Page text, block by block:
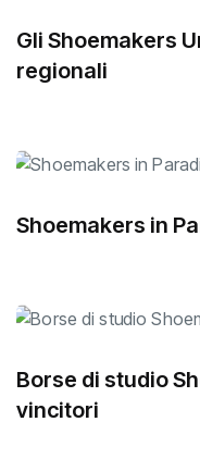
Gli Shoemakers
regionali
Shoemakers in
Borse di studio
vincitori